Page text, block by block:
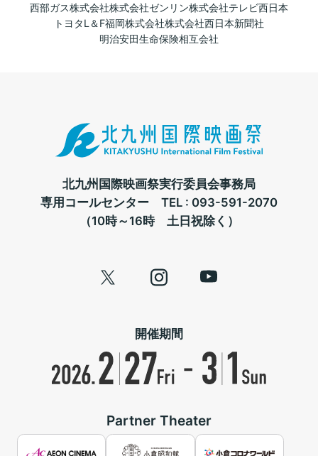
西部ガス株式会社株式会社ゼンリン株式会社テレビ西日本
トヨタL＆F福岡株式会社株式会社西日本新聞社
明治安田生命保険相互会社
北九州国際映画祭実行委員会事務局
専用コールセンター TEL : 093-591-2070
（10時～16時 土日祝除く）
開催期間
Partner Theater